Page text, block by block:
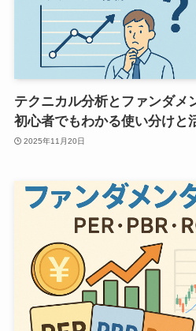
テクニカル分析とファンダメ
初心者でもわかる使い分けと
2025年11月20日